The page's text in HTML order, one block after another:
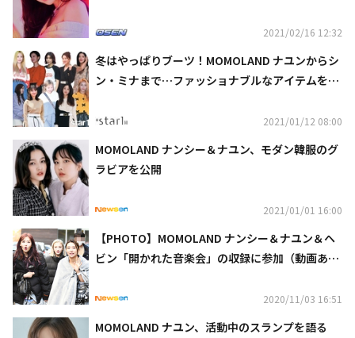
2021/02/16 12:32
冬はやっぱりブーツ！MOMOLAND ナユンからシ
ン・ミナまで…ファッショナブルなアイテムを一
2021/01/12 08:00
MOMOLAND ナンシー＆ナユン、モダン韓服のグ
ラビアを公開
2021/01/01 16:00
【PHOTO】MOMOLAND ナンシー＆ナユン＆ヘ
ビン「開かれた音楽会」の収録に参加（動画あ
2020/11/03 16:51
MOMOLAND ナユン、活動中のスランプを語る